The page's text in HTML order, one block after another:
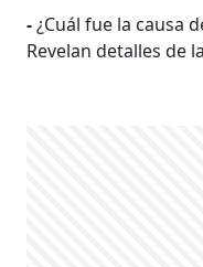
-¿Cuál fue la causa
Revelan detalles de